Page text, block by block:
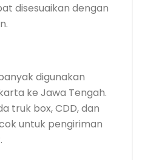
disesuaikan dengan
digunakan
ke Jawa Tengah.
truk box, CDD, dan
untuk pengiriman